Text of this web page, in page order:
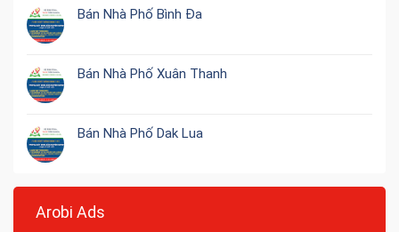
Bán Nhà Phố Bình Đa
Bán Nhà Phố Xuân Thanh
Bán Nhà Phố Dak Lua
Arobi Ads